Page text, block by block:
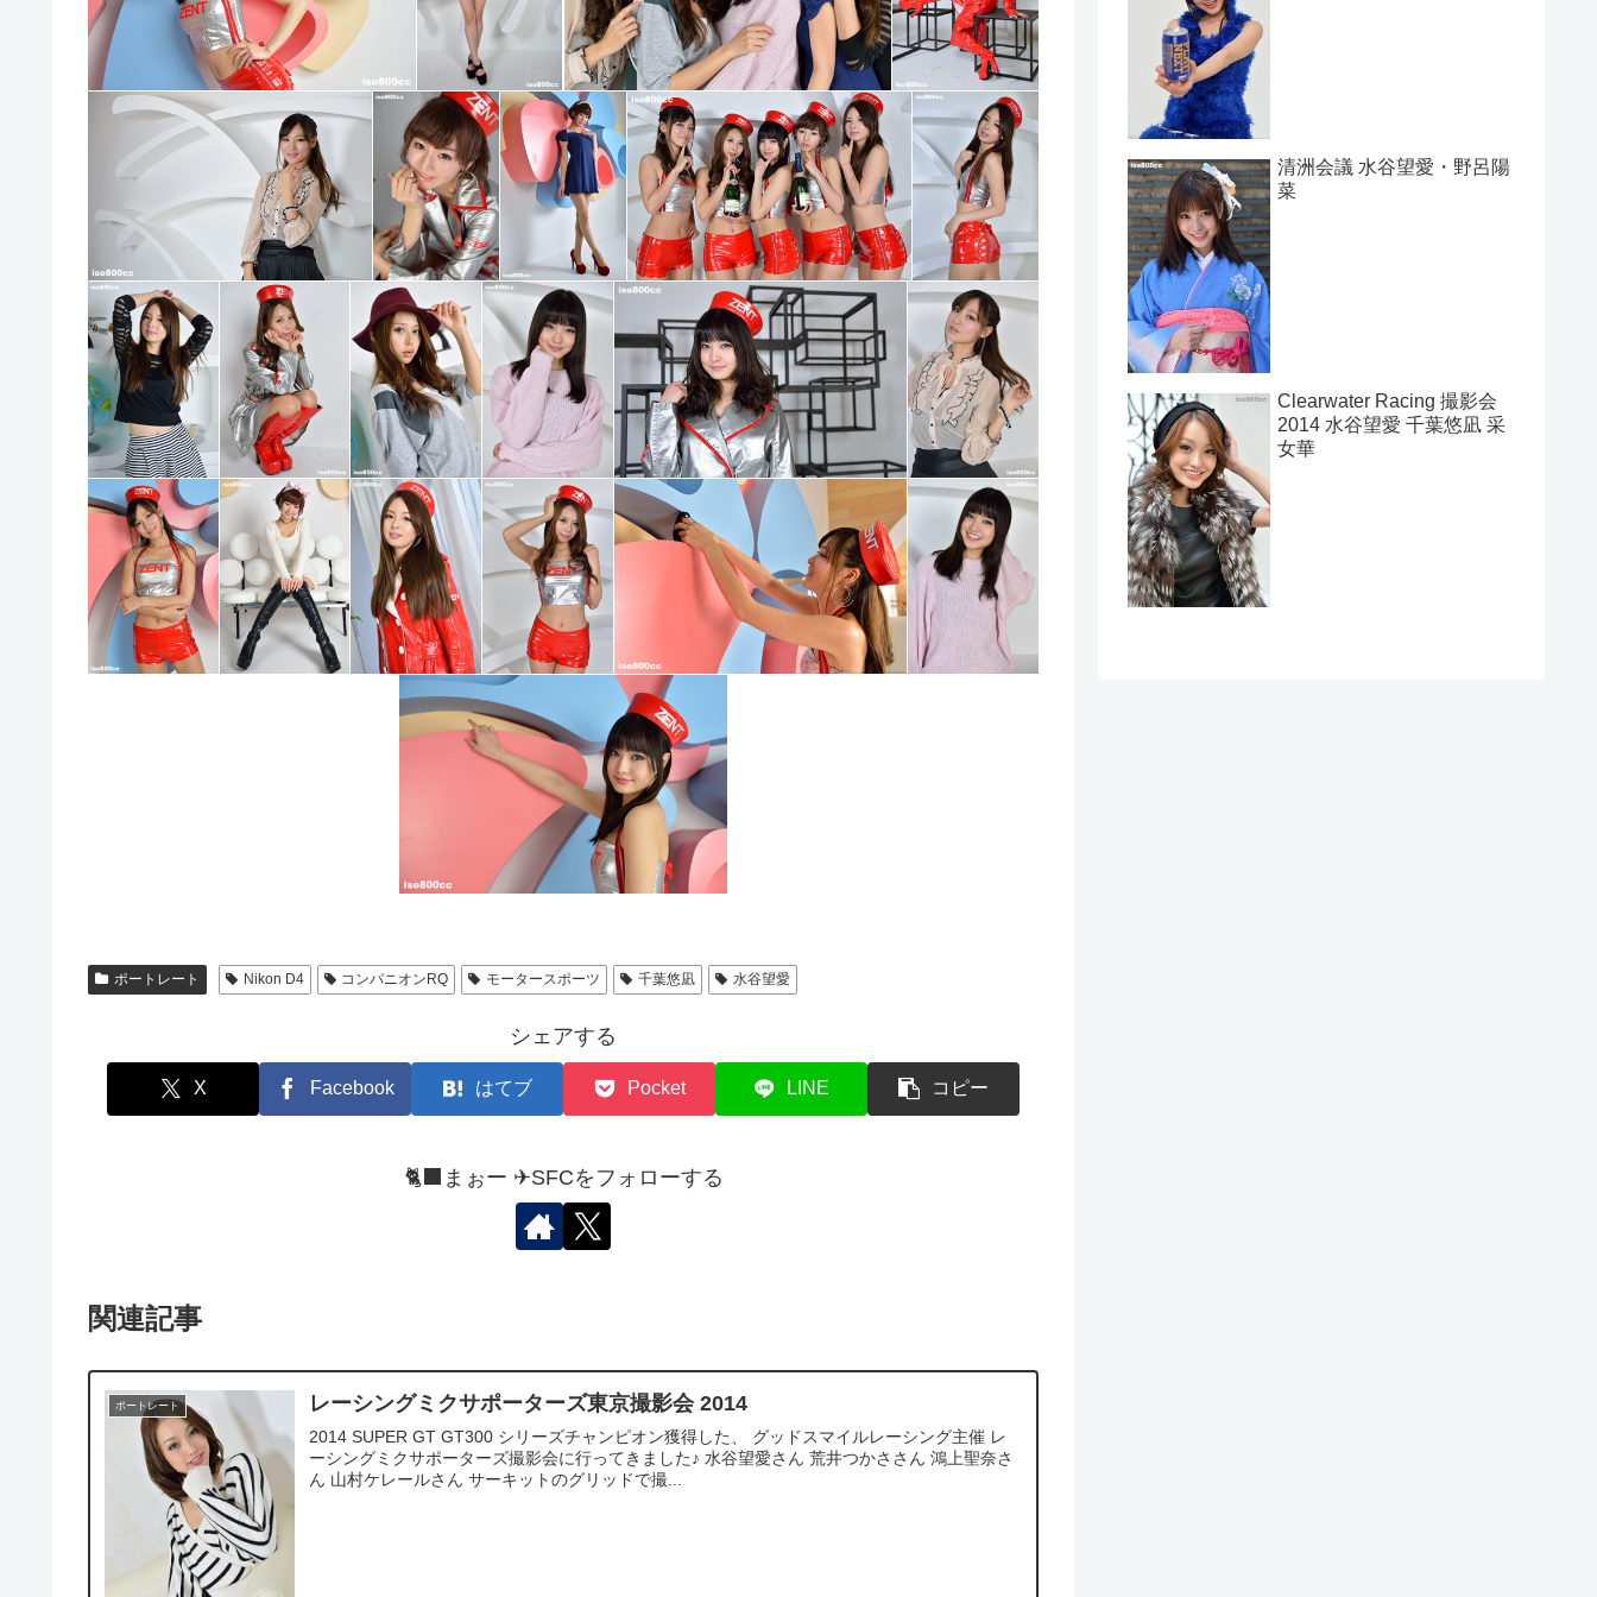
ポートレート Nikon D4 コンパニオンRQ モータースポーツ 千葉悠凪 水谷望愛
シェアする
X Facebook はてブ Pocket LINE コピー
🐈‍⬛まぉー ✈︎SFCをフォローする
関連記事
ポートレート レーシングミクサポーターズ東京撮影会 2014
2014 SUPER GT GT300 シリーズチャンピオン獲得した、 グッドスマイルレーシング主催 レ
ーシングミクサポーターズ撮影会に行ってきました♪ 水谷望愛さん 荒井つかささん 鴻上聖奈さ
ん 山村ケレールさん サーキットのグリッドで撮...
清洲会議 水谷望愛・野呂陽
菜
Clearwater Racing 撮影会
2014 水谷望愛 千葉悠凪 采
女華